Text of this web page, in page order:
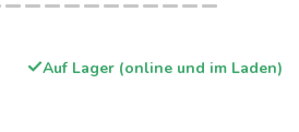
Auf Lager (online und im Laden)